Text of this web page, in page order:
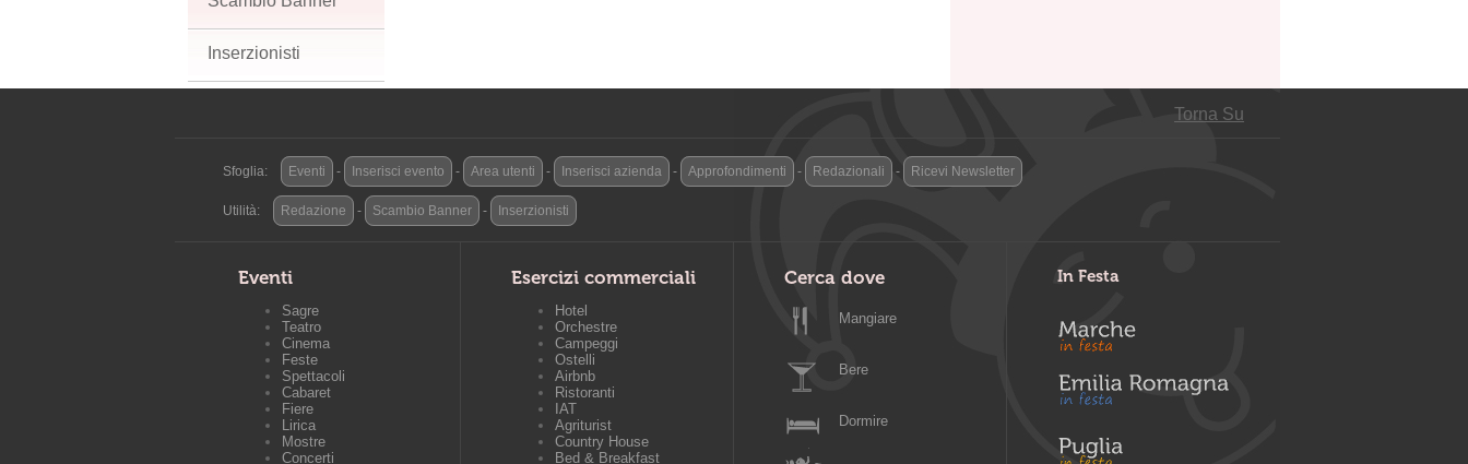
Inserzionisti
Torna Su
Sfoglia: Eventi - Inserisci evento - Area utenti - Inserisci azienda - Approfondimenti - Redazionali - Ricevi Newsletter
Utilità: Redazione - Scambio Banner - Inserzionisti
Eventi
Sagre
Teatro
Cinema
Feste
Spettacoli
Cabaret
Fiere
Lirica
Mostre
Concerti
Esercizi commerciali
Hotel
Orchestre
Campeggi
Ostelli
Airbnb
Ristoranti
IAT
Agriturist
Country House
Bed & Breakfast
Cerca dove
Mangiare
Bere
Dormire
In Festa